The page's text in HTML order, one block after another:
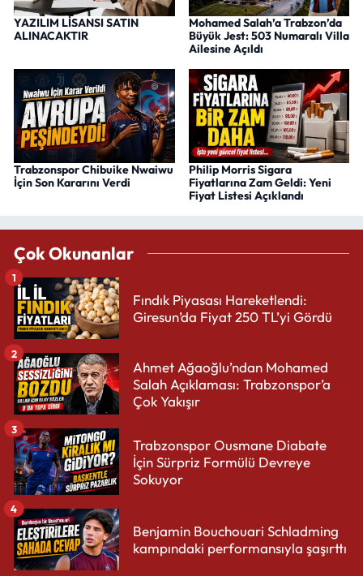
YAZILIM LİSANSI SATIN
ALINACAKTIR
Mohamed Salah’a Trabzon’da
Büyük Jest: 503 Numaralı Villa
Ailesine Açıldı
Trabzonspor Chibuike Nwaiwu
İçin Son Kararını Verdi
Philip Morris Sigara
Fiyatlarına Zam Geldi: Yeni
Fiyat Listesi Açıklandı
Çok Okunanlar
Fındık Piyasası Hareketlendi:
Giresun’da Fiyat 250 TL’yi Gördü
1
Ahmet Ağaoğlu’ndan Mohamed
Salah Açıklaması: Trabzonspor’a
Çok Yakışır
2
Trabzonspor Ousmane Diabate
İçin Sürpriz Formülü Devreye
Sokuyor
3
Benjamin Bouchouari Schladming
kampındaki performansıyla şaşırttı
4